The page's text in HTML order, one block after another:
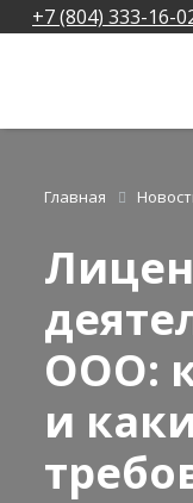
+7 (804) 333-16-
Главная
ООО:
и